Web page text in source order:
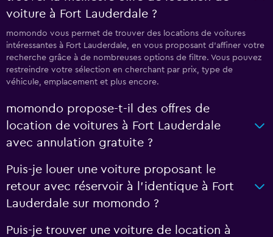
voiture à Fort Lauderdale ?
momondo vous permet de trouver des locations de voitures
intéressantes à Fort Lauderdale, en vous proposant d'affiner votre
recherche grâce à de nombreuses options de filtre. Vous pouvez
restreindre votre sélection en cherchant par prix, type de
véhicule, emplacement et plus encore.
momondo propose-t-il des offres de
location de voitures à Fort Lauderdale
avec annulation gratuite ?
Puis-je louer une voiture proposant le
retour avec réservoir à l’identique à Fort
Lauderdale sur momondo ?
Puis-je trouver une voiture de location à